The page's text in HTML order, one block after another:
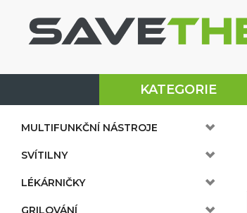
KATEGORIE
MULTIFUNKČNÍ NÁSTROJE
SVÍTILNY
LÉKÁRNIČKY
GRILOVÁNÍ